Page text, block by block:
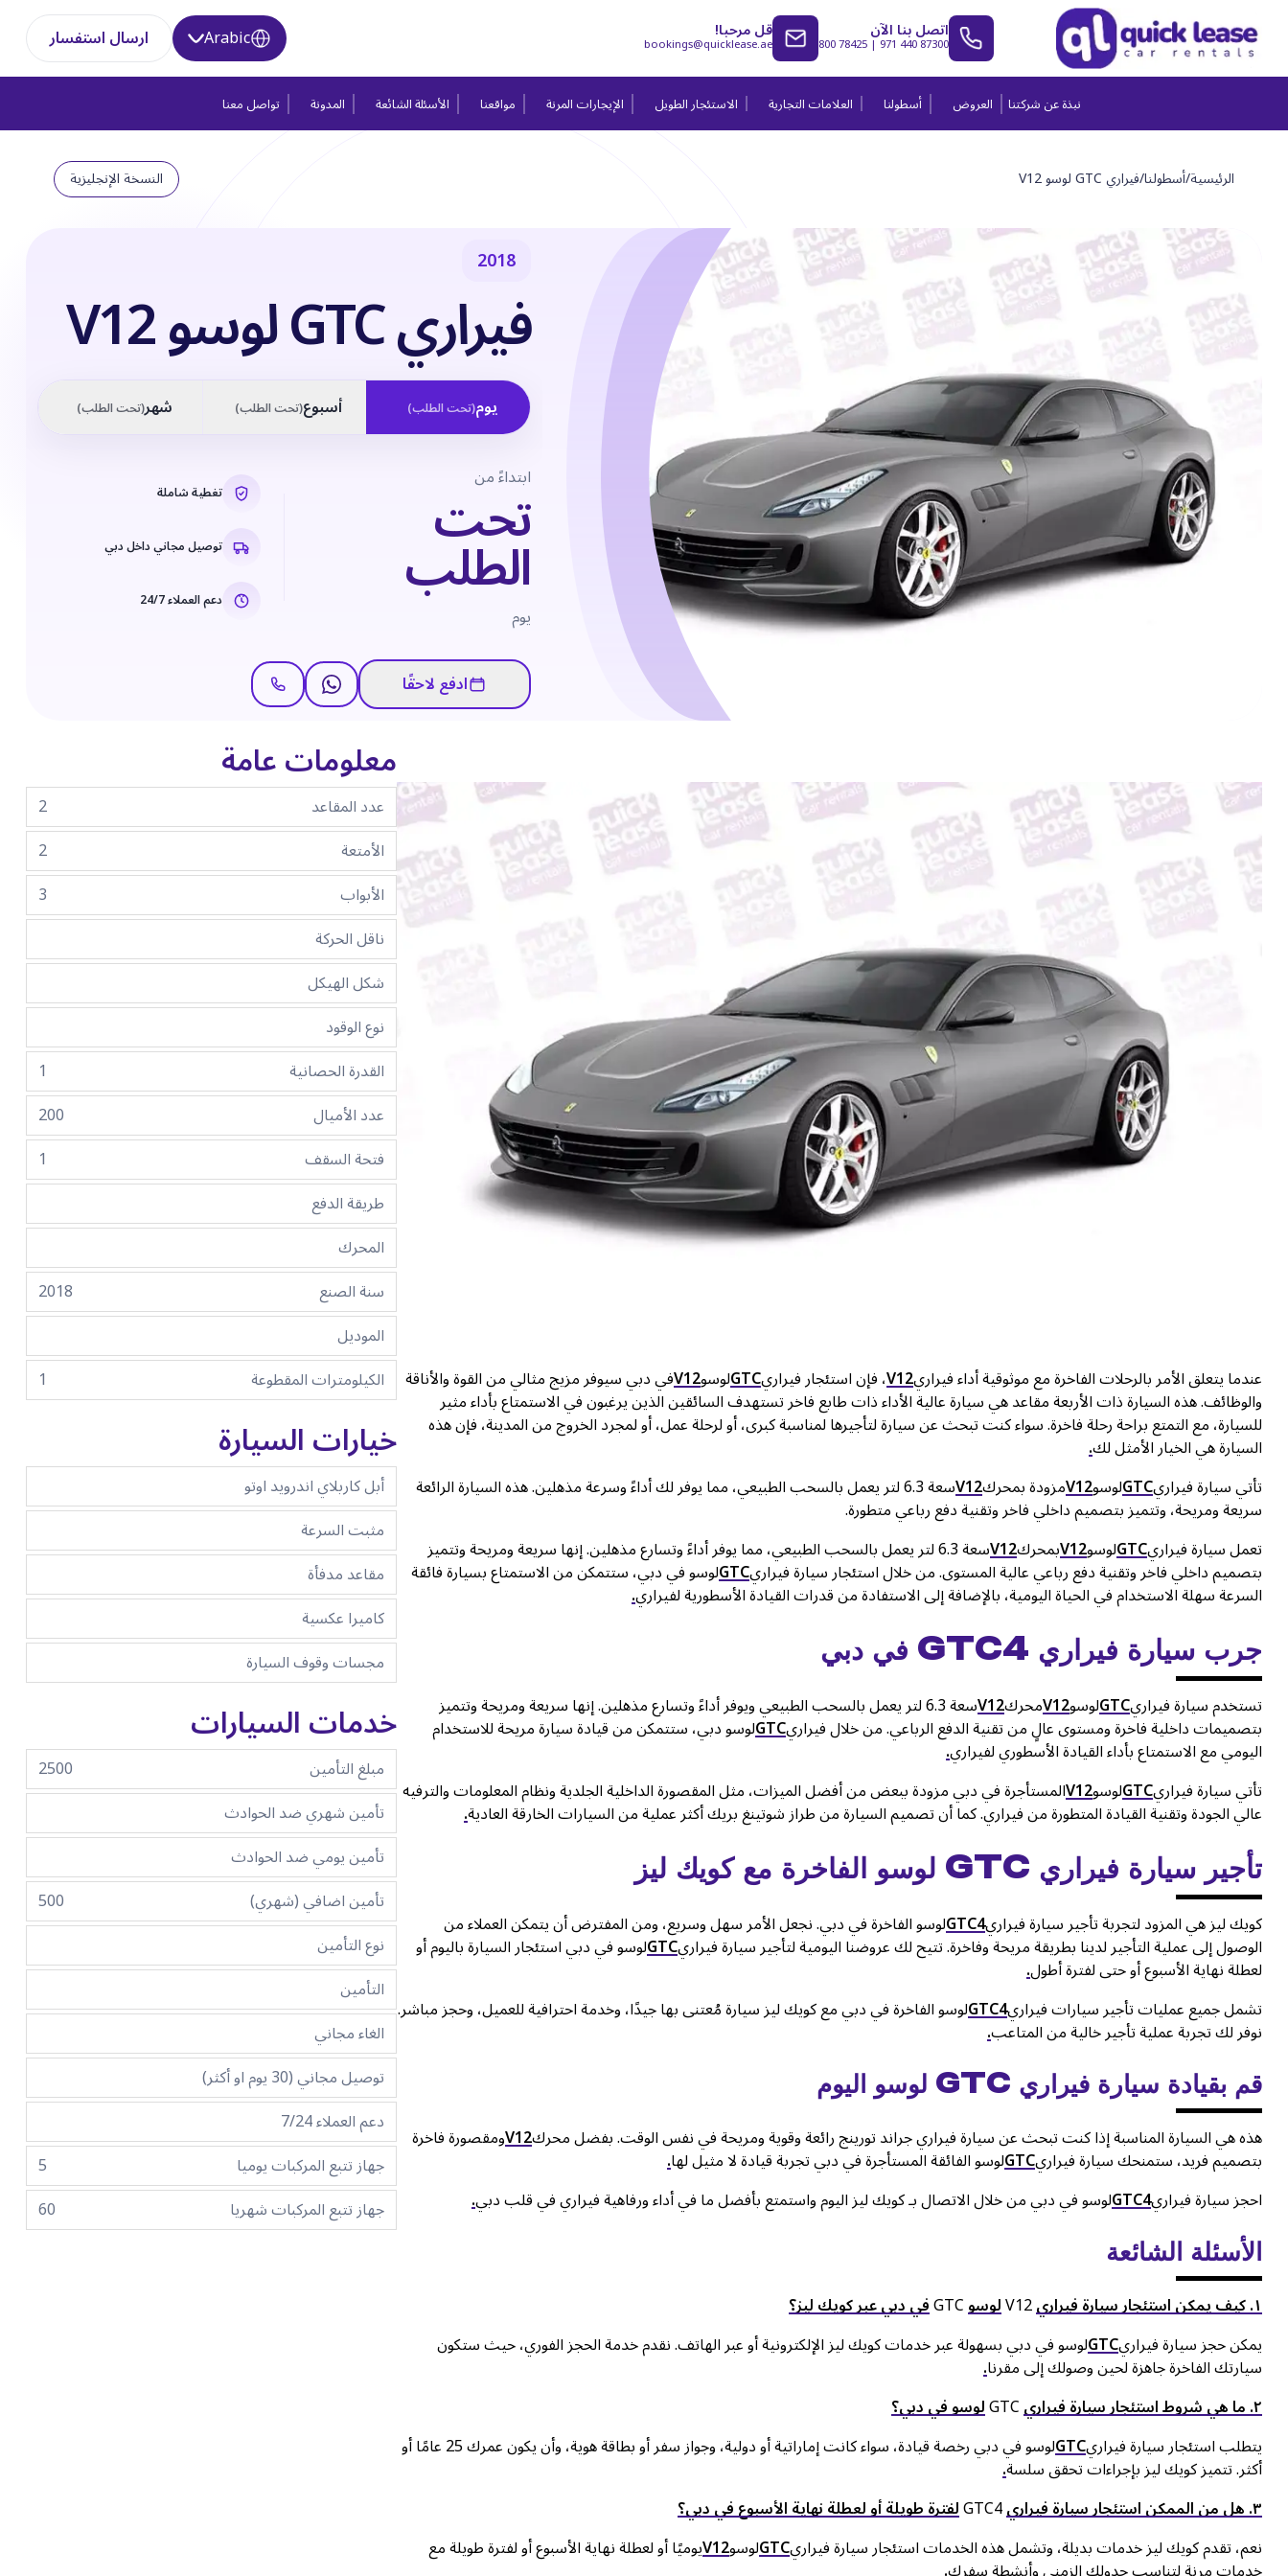
اتصل بنا الآن800 78425 |971 440 87300 قل مرحبا!
bookings@quicklease.ae
Arabic ارسال استفسار
نبذة عن شركتنا العروض أسطولنا العلامات التجارية الاستئجار الطويل الإيجارات المرنة مواقعنا الأسئلة الشائعة المدونة تواصل معنا
الرئيسية/أسطولنا/فيراري GTC لوسو V12 النسخة الإنجليزية
2018
فيراري GTC لوسو V12
يوم(تحت الطلب) أسبوع(تحت الطلب) شهر(تحت الطلب)
ابتداءً من
تحت
الطلب
يوم
تغطية شاملة
توصيل مجاني داخل دبي
دعم العملاء 24/7
ادفع لاحقًا
عندما يتعلق الأمر بالرحلات الفاخرة مع موثوقية أداء فيراريV12، فإن استئجار فيراريGTCلوسوV12في دبي سيوفر مزيج مثالي من القوة والأناقة
والوظائف. هذه السيارة ذات الأربعة مقاعد هي سيارة عالية الأداء ذات طابع فاخر تستهدف السائقين الذين يرغبون في الاستمتاع بأداء مثير
للسيارة، مع التمتع براحة رحلة فاخرة. سواء كنت تبحث عن سيارة لتأجيرها لمناسبة كبرى، أو لرحلة عمل، أو لمجرد الخروج من المدينة، فإن هذه
السيارة هي الخيار الأمثل لك.
تأتي سيارة فيراريGTCلوسوV12مزودة بمحركV12 سعة 6.3 لتر يعمل بالسحب الطبيعي، مما يوفر لك أداءً وسرعة مذهلين. هذه السيارة الرائعة
سريعة ومريحة، وتتميز بتصميم داخلي فاخر وتقنية دفع رباعي متطورة.
تعمل سيارة فيراريGTCلوسوV12بمحركV12 سعة 6.3 لتر يعمل بالسحب الطبيعي، مما يوفر أداءً وتسارع مذهلين. إنها سريعة ومريحة وتتميز
بتصميم داخلي فاخر وتقنية دفع رباعي عالية المستوى. من خلال استئجار سيارة فيراريGTCلوسو في دبي، ستتمكن من الاستمتاع بسيارة فائقة
السرعة سهلة الاستخدام في الحياة اليومية، بالإضافة إلى الاستفادة من قدرات القيادة الأسطورية لفيراري.
جرب سيارة فيراري في دبي
تستخدم سيارة فيراريGTCلوسوV12محركV12 سعة 6.3 لتر يعمل بالسحب الطبيعي ويوفر أداءً وتسارع مذهلين. إنها سريعة ومريحة وتتميز
بتصميمات داخلية فاخرة ومستوى عالٍ من تقنية الدفع الرباعي. من خلال فيراريGTCلوسو دبي، ستتمكن من قيادة سيارة مريحة للاستخدام
اليومي مع الاستمتاع بأداء القيادة الأسطوري لفيراري.
تأتي سيارة فيراريGTCلوسوV12المستأجرة في دبي مزودة ببعض من أفضل الميزات، مثل المقصورة الداخلية الجلدية ونظام المعلومات والترفيه
عالي الجودة وتقنية القيادة المتطورة من فيراري. كما أن تصميم السيارة من طراز شوتينغ بريك أكثر عملية من السيارات الخارقة العادية.
تأجير سيارة فيراري لوسو الفاخرة مع كويك ليز
كويك ليز هي المزود لتجربة تأجير سيارة فيراريGTC4لوسو الفاخرة في دبي. نجعل الأمر سهل وسريع، ومن المفترض أن يتمكن العملاء من
الوصول إلى عملية التأجير لدينا بطريقة مريحة وفاخرة. تتيح لك عروضنا اليومية لتأجير سيارة فيراريGTCلوسو في دبي استئجار السيارة باليوم أو
لعطلة نهاية الأسبوع أو حتى لفترة أطول.
تشمل جميع عمليات تأجير سيارات فيراريGTC4لوسو الفاخرة في دبي مع كويك ليز سيارة مُعتنى بها جيدًا، وخدمة احترافية للعميل، وحجز مباشر.
نوفر لك تجربة عملية تأجير خالية من المتاعب.
قم بقيادة سيارة فيراري لوسو اليوم
هذه هي السيارة المناسبة إذا كنت تبحث عن سيارة فيراري جراند تورينج رائعة وقوية ومريحة في نفس الوقت. بفضل محركV12ومقصورة فاخرة
بتصميم فريد، ستمنحك سيارة فيراريGTCلوسو الفائقة المستأجرة في دبي تجربة قيادة لا مثيل لها.
احجز سيارة فيراريGTC4لوسو في دبي من خلال الاتصال بـ كويك ليز اليوم واستمتع بأفضل ما في أداء ورفاهية فيراري في قلب دبي.
الأسئلة الشائعة
١. كيف يمكن استئجار سيارة فيراري GTC لوسوV12
في دبي عبر كويك ليز؟
يمكن حجز سيارة فيراريGTCلوسو في دبي بسهولة عبر خدمات كويك ليز الإلكترونية أو عبر الهاتف. نقدم خدمة الحجز الفوري، حيث ستكون
سيارتك الفاخرة جاهزة لحين وصولك إلى مقرنا.
۲. ما هي شروط استئجار سيارة فيراري
GTC
لوسو في دبي؟
يتطلب استئجار سيارة فيراريGTC لوسو في دبي رخصة قيادة، سواء كانت إماراتية أو دولية، وجواز سفر أو بطاقة هوية، وأن يكون عمرك 25 عامًا أو
أكثر. تتميز كويك ليز بإجراءات تحقق سلسة.
٣. هل من الممكن استئجار سيارة فيراري
GTC4
لفترة طويلة أو لعطلة نهاية الأسبوع في دبي؟
نعم، تقدم كويك ليز خدمات بديلة، وتشمل هذه الخدمات استئجار سيارة فيراريGTCلوسوV12يوميًا أو لعطلة نهاية الأسبوع أو لفترة طويلة مع
معلومات عامة
عدد المقاعد
2
الأمتعة
2
الأبواب
3
ناقل الحركة
شكل الهيكل
نوع الوقود
القدرة الحصانية
1
عدد الأميال
200
فتحة السقف
1
طريقة الدفع
المحرك
سنة الصنع
2018
الموديل
الكيلومترات المقطوعة
1
خيارات السيارة
أبل كاربلاي اندرويد اوتو
مثبت السرعة
مقاعد مدفأة
كاميرا عكسية
مجسات وقوف السيارة
خدمات السيارات
مبلغ التأمين
2500
تأمين شهري ضد الحوادث
تأمين يومي ضد الحوادث
تأمين اضافي (شهري)
500
نوع التأمين
التأمين
الغاء مجاني
توصيل مجاني (30 يوم او أكثر)
دعم العملاء 7/24
جهاز تتبع المركبات يوميا
5
جهاز تتبع المركبات شهريا
60